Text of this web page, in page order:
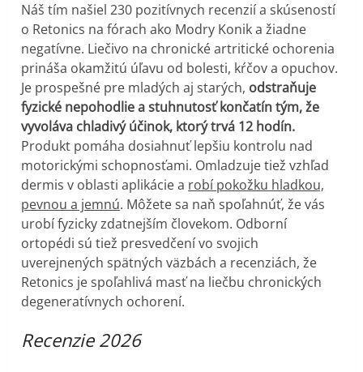
Náš tím našiel 230 pozitívnych recenzií a skúseností
o Retonics na fórach ako Modry Konik a žiadne
negatívne. Liečivo na chronické artritické ochorenia
prináša okamžitú úľavu od bolesti, kŕčov a opuchov.
Je prospešné pre mladých aj starých, odstraňuje
fyzické nepohodlie a stuhnutosť končatín tým, že
vyvoláva chladivý účinok, ktorý trvá 12 hodín.
Produkt pomáha dosiahnuť lepšiu kontrolu nad
motorickými schopnosťami. Omladzuje tiež vzhľad
dermis v oblasti aplikácie a robí pokožku hladkou,
pevnou a jemnú. Môžete sa naň spoľahnúť, že vás
urobí fyzicky zdatnejším človekom. Odborní
ortopédi sú tiež presvedčení vo svojich
uverejnených spätných väzbách a recenziách, že
Retonics je spoľahlivá masť na liečbu chronických
degeneratívnych ochorení.
Recenzie 2026